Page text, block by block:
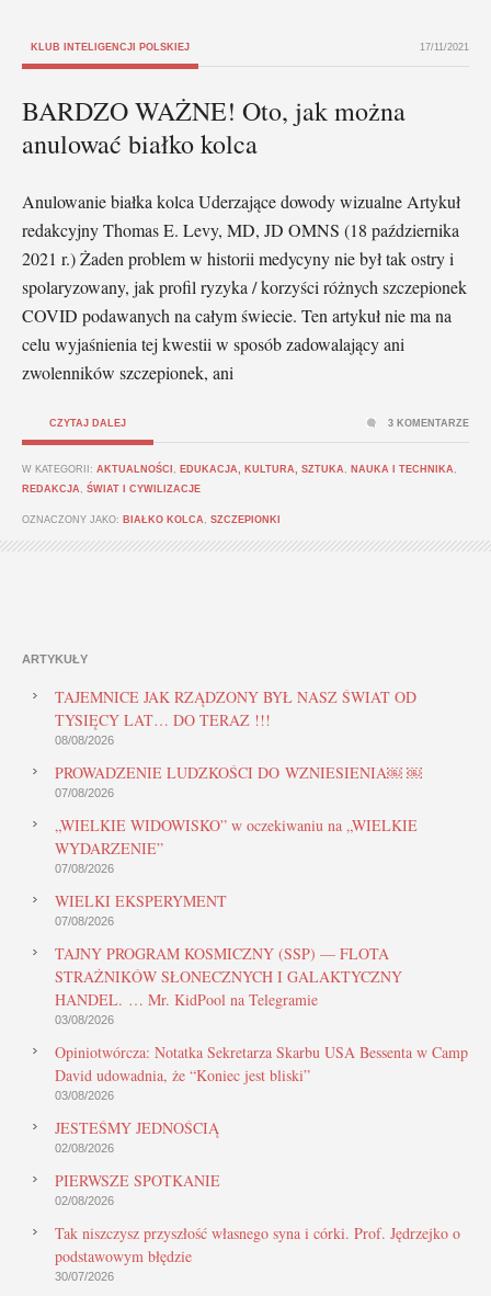
KLUB INTELIGENCJI POLSKIEJ 17/11/2021
BARDZO WAŻNE! Oto, jak można
anulować białko kolca
Anulowanie białka kolca Uderzające dowody wizualne Artykuł
redakcyjny Thomas E. Levy, MD, JD OMNS (18 października
2021 r.) Żaden problem w historii medycyny nie był tak ostry i
spolaryzowany, jak profil ryzyka / korzyści różnych szczepionek
COVID podawanych na całym świecie. Ten artykuł nie ma na
celu wyjaśnienia tej kwestii w sposób zadowalający ani
zwolenników szczepionek, ani
CZYTAJ DALEJ
W KATEGORII: AKTUALNOŚCI EDUKACJA, KULTURA, SZTUKA NAUKA I TECHNIKA
REDAKCJA
ŚWIAT I CYWILIZACJE
OZNACZONY JAKO: BIAŁKO KOLCA SZCZEPIONKI
3 KOMENTARZE
ARTYKUŁY
TAJEMNICE JAK RZĄDZONY BYŁ NASZ ŚWIAT OD
TYSIĘCY LAT… DO TERAZ !!!
08/08/2026
PROWADZENIE LUDZKOŚCI DO WZNIESIENIA￼ ￼
07/08/2026
„WIELKIE WIDOWISKO” w oczekiwaniu na „WIELKIE
WYDARZENIE”
07/08/2026
WIELKI EKSPERYMENT
07/08/2026
TAJNY PROGRAM KOSMICZNY (SSP) — FLOTA
STRAŻNIKÓW SŁONECZNYCH I GALAKTYCZNY
HANDEL. … Mr. KidPool na Telegramie
03/08/2026
Opiniotwórcza: Notatka Sekretarza Skarbu USA Bessenta w Camp
David udowadnia, że “Koniec jest bliski”
03/08/2026
JESTEŚMY JEDNOŚCIĄ
02/08/2026
PIERWSZE SPOTKANIE
02/08/2026
Tak niszczysz przyszłość własnego syna i córki. Prof. Jędrzejko o
podstawowym błędzie
30/07/2026